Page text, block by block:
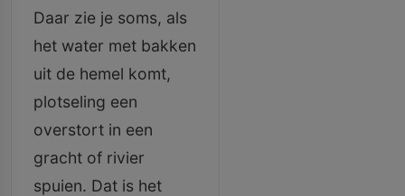
Daar zie je soms, als
het water met bakken
uit de hemel komt,
plotseling een
overstort in een
gracht of rivier
spuien. Dat is het